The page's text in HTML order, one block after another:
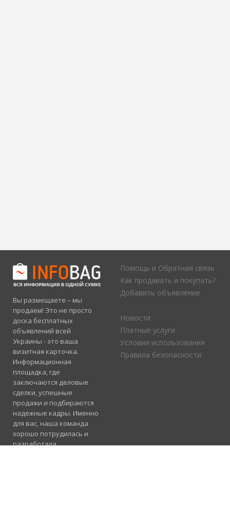
Вы размещаете – мы
продаем! Это не просто
доска бесплатных
объявлений всей
Украины - это ваша
визитная карточка.
Информационная
площадка, где
заключаются деловые
сделки, успешные
продажи и подбираются
надежные кадры. Именно
для вас, наша команда
хорошо потрудилась и
разработала
Помощь и Обратная связь
Как продавать и покупать?
Добавить объявление
Новости
Платные услуги
Условия использования
Правила безопасности